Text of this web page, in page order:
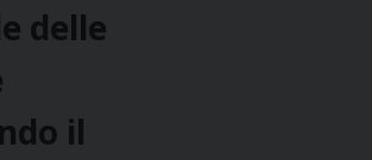
delle
il